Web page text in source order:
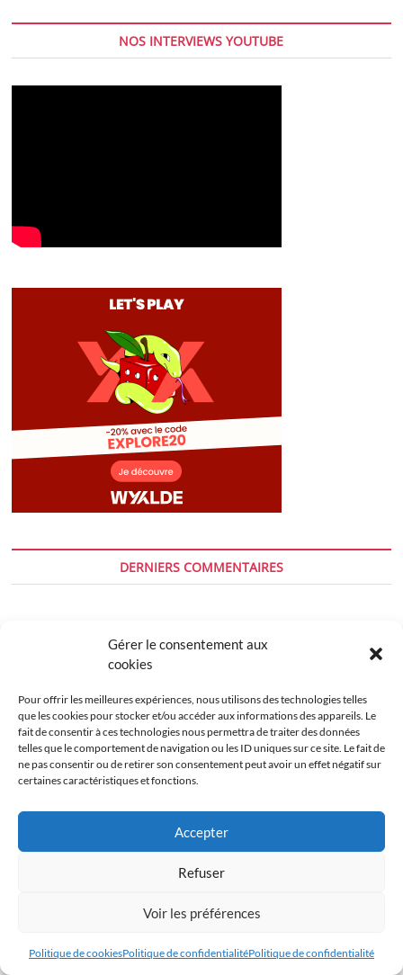
Gérer le consentement aux
cookies
Pour offrir les meilleures expériences, nous utilisons des technologies telles
que les cookies pour stocker et/ou accéder aux informations des appareils. Le
fait de consentir à ces technologies nous permettra de traiter des données
telles que le comportement de navigation ou les ID uniques sur ce site. Le fait de
ne pas consentir ou de retirer son consentement peut avoir un effet négatif sur
certaines caractéristiques et fonctions.
Accepter
Refuser
Voir les préférences
Politique de cookiesPolitique de confidentialitéPolitique de confidentialité
NOS INTERVIEWS YOUTUBE
DERNIERS COMMENTAIRES
Point tétons : doit-on cacher ses seins qui pointent
Nicot
dansAvis : j’ai testé une journée à faire des constellations
familiales dans une séance de groupe
Michel neveudansPolyamour : Témoignage d’Izzy 28 ans qui
nous parle de son choix
Paul UlrichdansPourquoi de plus en plus de personnes restent